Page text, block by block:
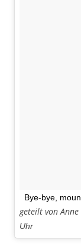
Bye-bye,
geteilt von
Uhr